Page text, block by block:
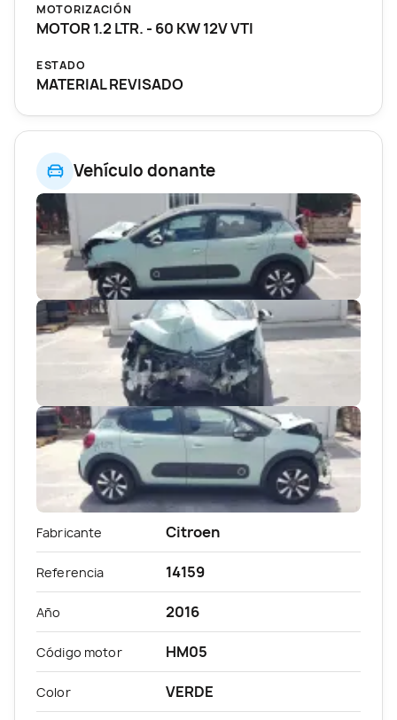
Vehículo donante
Fabricante Citroen
Referencia 14159
Año 2016
Código motor HM05
Color VERDE
MOTORIZACIÓN
MOTOR 1.2 LTR. - 60 KW 12V VTI
ESTADO
MATERIAL REVISADO